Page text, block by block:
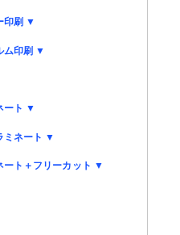
印刷 ▼
ム印刷 ▼
ート ▼
ミネート ▼
ート＋フリーカット ▼